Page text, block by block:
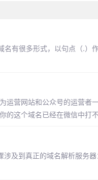
有很多形式，以句点（.）
运营网站和公众号的运营者
的这个域名已经在微信中打
及到真正的域名解析服务